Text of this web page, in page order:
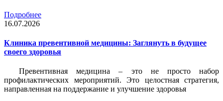
Подробнее
16.07.2026
Клиника превентивной медицины: Заглянуть в будущее
своего здоровья
Превентивная медицина – это не просто набор
профилактических мероприятий. Это целостная стратегия,
направленная на поддержание и улучшение здоровья